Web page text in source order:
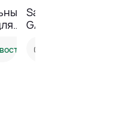
Sale до -23% в
GALANTEYA!
05.08.2026